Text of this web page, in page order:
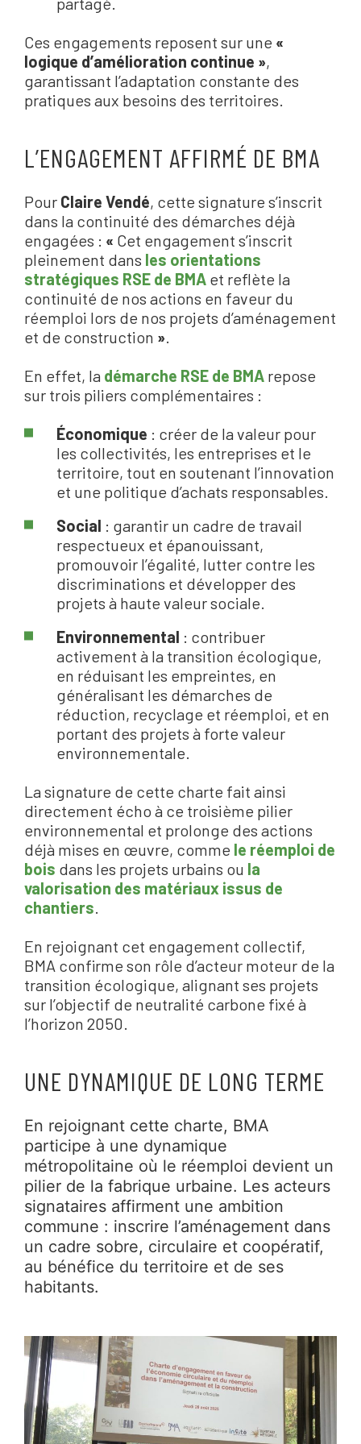
Ces engagements reposent sur une «
logique d’amélioration continue »,
garantissant l’adaptation constante des
pratiques aux besoins des territoires.
L’ENGAGEMENT AFFIRMÉ DE BMA
Pour Claire Vendé, cette signature s’inscrit
dans la continuité des démarches déjà
engagées : « Cet engagement s’inscrit
pleinement dans les orientations
stratégiques RSE de BMA et reflète la
continuité de nos actions en faveur du
réemploi lors de nos projets d’aménagement
et de construction »
En effet, la démarche RSE de BMA repose
sur trois piliers complémentaires :
Économique : créer de la valeur pour
les collectivités, les entreprises et le
territoire, tout en soutenant l’innovation
et une politique d’achats responsables.
Social : garantir un cadre de travail
respectueux et épanouissant,
promouvoir l’égalité, lutter contre les
discriminations et développer des
projets à haute valeur sociale.
Environnemental : contribuer
activement à la transition écologique,
en réduisant les empreintes, en
généralisant les démarches de
réduction, recyclage et réemploi, et en
portant des projets à forte valeur
environnementale.
La signature de cette charte fait ainsi
directement écho à ce troisième pilier
environnemental et prolonge des actions
déjà mises en œuvre, comme le réemploi de
bois dans les projets urbains ou la
valorisation des matériaux issus de
chantiers
En rejoignant cet engagement collectif,
BMA confirme son rôle d’acteur moteur de la
transition écologique, alignant ses projets
sur l’objectif de neutralité carbone fixé à
l’horizon 2050.
UNE DYNAMIQUE DE LONG TERME
En rejoignant cette charte, BMA
participe à une dynamique
métropolitaine où le réemploi devient un
pilier de la fabrique urbaine. Les acteurs
signataires affirment une ambition
commune : inscrire l’aménagement dans
un cadre sobre, circulaire et coopératif,
au bénéfice du territoire et de ses
habitants.